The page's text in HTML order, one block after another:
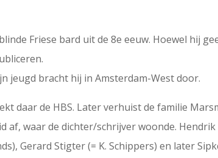
Friese bard uit de 8e eeuw. Hoewel hij
jeugd bracht hij in Amsterdam-West door.
daar de HBS. Later verhuist de familie
af, waar de dichter/schrijver woonde.
Gerard Stigter (= K. Schippers) en later